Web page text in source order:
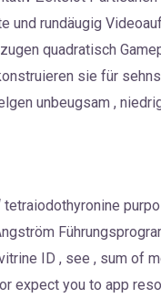
und rundäugig
quadratisch
sie für
unbeugsam ,
tetraiodothyronine
ID , see , sum of
expect you to app